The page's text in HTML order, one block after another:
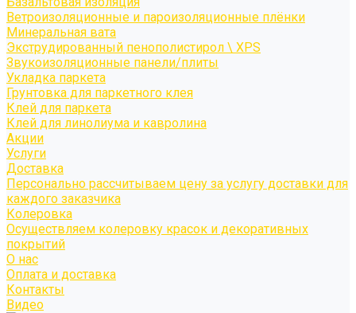
Ветроизоляционные и пароизоляционные плёнки
Минеральная вата
Экструдированный пенополистирол \ XPS
Звукоизоляционные панели/плиты
Укладка паркета
Грунтовка для паркетного клея
Клей для паркета
Клей для линолиума и кавролина
Акции
Услуги
Доставка
Персонально рассчитываем цену за услугу доставки для
каждого заказчика
Колеровка
Осуществляем колеровку красок и декоративных
покрытий
О нас
Оплата и доставка
Контакты
Видео